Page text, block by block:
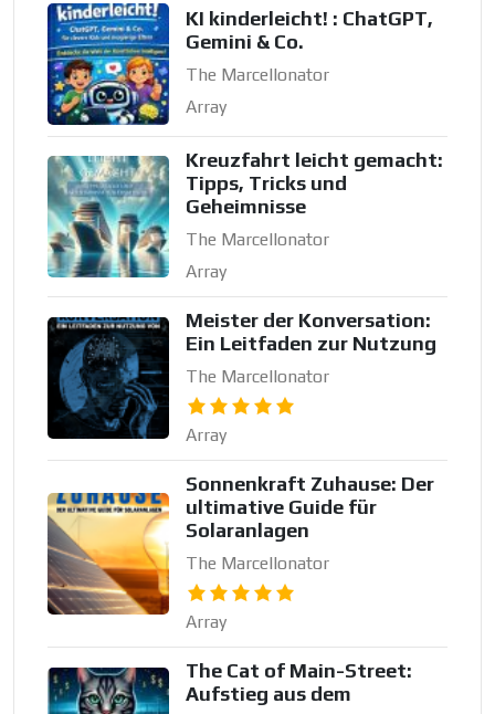
KI kinderleicht! : ChatGPT,
Gemini & Co.
The Marcellonator
Array
Kreuzfahrt leicht gemacht:
Tipps, Tricks und
Geheimnisse
The Marcellonator
Array
Meister der Konversation:
Ein Leitfaden zur Nutzung
The Marcellonator
Array
Sonnenkraft Zuhause: Der
ultimative Guide für
Solaranlagen
The Marcellonator
Array
The Cat of Main-Street:
Aufstieg aus dem